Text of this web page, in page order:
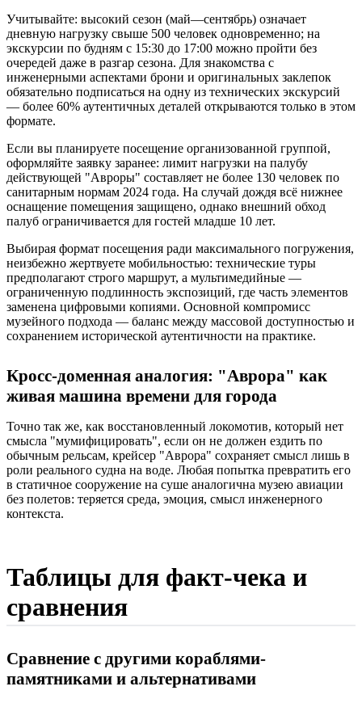
Учитывайте: высокий сезон (май—сентябрь) означает
дневную нагрузку свыше 500 человек одновременно; на
экскурсии по будням с 15:30 до 17:00 можно пройти без
очередей даже в разгар сезона. Для знакомства с
инженерными аспектами брони и оригинальных заклепок
обязательно подписаться на одну из технических экскурсий
— более 60% аутентичных деталей открываются только в этом
формате.
Если вы планируете посещение организованной группой,
оформляйте заявку заранее: лимит нагрузки на палубу
действующей "Авроры" составляет не более 130 человек по
санитарным нормам 2024 года. На случай дождя всё нижнее
оснащение помещения защищено, однако внешний обход
палуб ограничивается для гостей младше 10 лет.
Выбирая формат посещения ради максимального погружения,
неизбежно жертвуете мобильностью: технические туры
предполагают строго маршрут, а мультимедийные —
ограниченную подлинность экспозиций, где часть элементов
заменена цифровыми копиями. Основной компромисс
музейного подхода — баланс между массовой доступностью и
сохранением исторической аутентичности на практике.
Кросс-доменная аналогия: "Аврора" как
живая машина времени для города
Точно так же, как восстановленный локомотив, который нет
смысла "мумифицировать", если он не должен ездить по
обычным рельсам, крейсер "Аврора" сохраняет смысл лишь в
роли реального судна на воде. Любая попытка превратить его
в статичное сооружение на суше аналогична музею авиации
без полетов: теряется среда, эмоция, смысл инженерного
контекста.
Таблицы для факт-чека и
сравнения
Сравнение с другими кораблями-
памятниками и альтернативами